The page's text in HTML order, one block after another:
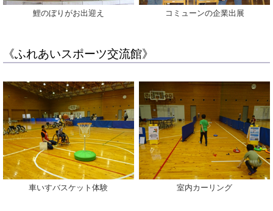
鯉のぼりがお出迎え コミューンの企業出展
《ふれあいスポーツ交流館》
車いすバスケット体験 室内カーリング